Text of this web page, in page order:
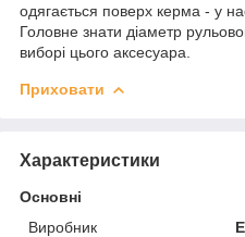
одягається поверх керма - у
Головне знати діаметр
виборі цього аксесуара.
Приховати
Характеристики
Основні
Виробник